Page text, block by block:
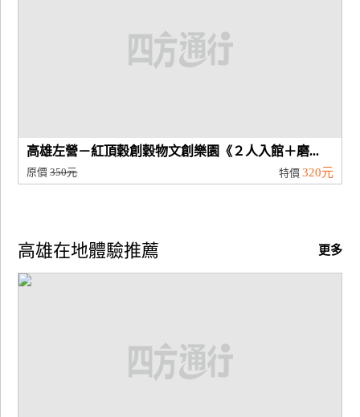
高雄左營－紅頂穀創穀物文創樂園《２人入館＋磨...
原價350元 特價 320元
更多
高雄在地體驗推薦